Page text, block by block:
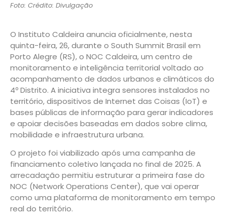
Foto: Crédito: Divulgação
O Instituto Caldeira anuncia oficialmente, nesta
quinta-feira, 26, durante o South Summit Brasil em
Porto Alegre (RS), o NOC Caldeira, um centro de
monitoramento e inteligência territorial voltado ao
acompanhamento de dados urbanos e climáticos do
4º Distrito. A iniciativa integra sensores instalados no
território, dispositivos de Internet das Coisas (IoT) e
bases públicas de informação para gerar indicadores
e apoiar decisões baseadas em dados sobre clima,
mobilidade e infraestrutura urbana.
O projeto foi viabilizado após uma campanha de
financiamento coletivo lançada no final de 2025. A
arrecadação permitiu estruturar a primeira fase do
NOC (Network Operations Center), que vai operar
como uma plataforma de monitoramento em tempo
real do território.